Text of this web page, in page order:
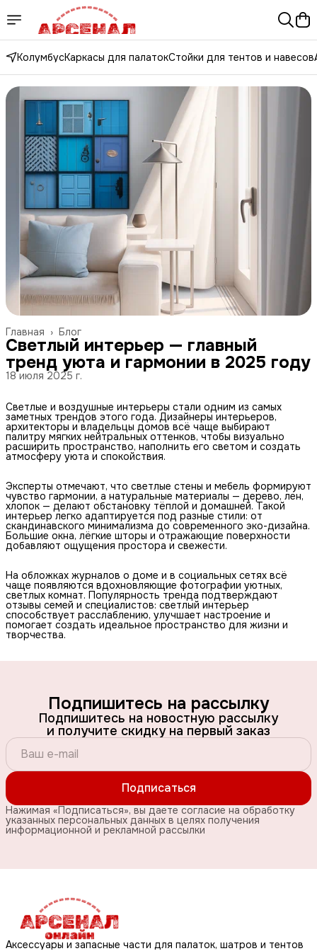
КолумбусКаркасы для палатокСтойки для тентов и навесов
Блог
Главная ›
Светлый интерьер — главный
тренд уюта и гармонии в 2025 году
18 июля 2025 г.
Светлые и воздушные интерьеры стали одним из самых
заметных трендов этого года. Дизайнеры интерьеров,
архитекторы и владельцы домов всё чаще выбирают
палитру мягких нейтральных оттенков, чтобы визуально
расширить пространство, наполнить его светом и создать
атмосферу уюта и спокойствия.
Эксперты отмечают, что светлые стены и мебель формируют
чувство гармонии, а натуральные материалы — дерево, лен,
хлопок — делают обстановку тёплой и домашней. Такой
интерьер легко адаптируется под разные стили: от
скандинавского минимализма до современного эко-дизайна.
Большие окна, лёгкие шторы и отражающие поверхности
добавляют ощущения простора и свежести.
На обложках журналов о доме и в социальных сетях всё
чаще появляются вдохновляющие фотографии уютных,
светлых комнат. Популярность тренда подтверждают
отзывы семей и специалистов: светлый интерьер
способствует расслаблению, улучшает настроение и
помогает создать идеальное пространство для жизни и
творчества.
Подпишитесь на рассылку
Подпишитесь на новостную рассылку
и получите скидку на первый заказ
Подписаться
Нажимая «Подписаться», вы даете согласие на обработку
указанных персональных данных в целях получения
информационной и рекламной рассылки
Аксессуары и запасные части для палаток, шатров и тентов